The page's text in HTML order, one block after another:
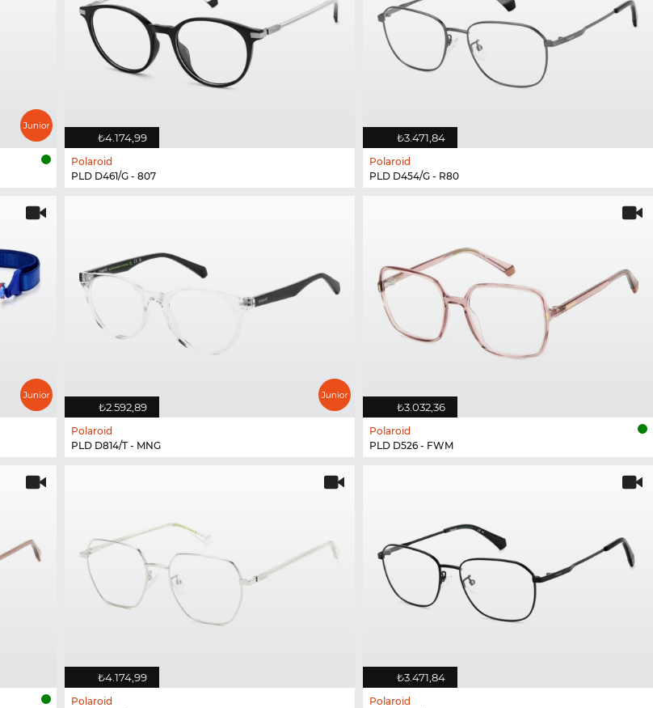
₺4.174,99
Polaroid
PLD D461/G - 807
₺3.471,84
Polaroid
PLD D454/G - R80
₺2.592,89
Polaroid
PLD D814/T - MNG
₺3.032,36
Polaroid
PLD D526 - FWM
₺4.174,99
Polaroid
₺3.471,84
Polaroid